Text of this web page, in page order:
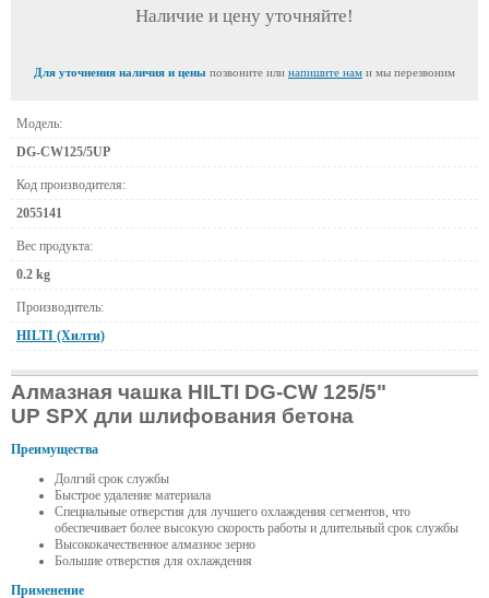
Наличие и цену уточняйте!
Для уточнения наличия и цены позвоните или напишите нам и мы перезвоним
Модель:
DG-CW125/5UP
Код производителя:
2055141
Вес продукта:
0.2 kg
Производитель:
HILTI (Хилти)
Алмазная чашка HILTI DG-CW 125/5"
UP SPX дли шлифования бетона
Преимущества
Долгий срок службы
Быстрое удаление материала
Специальные отверстия для лучшего охлаждения сегментов, что
обеспечивает более высокую скорость работы и длительный срок службы
Высококачественное алмазное зерно
Большие отверстия для охлаждения
Применение